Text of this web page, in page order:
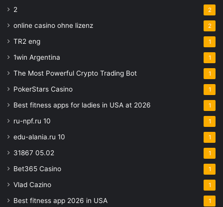
2 2
online casino ohne lizenz 2
TR2 eng 1
1win Argentina 1
The Most Powerful Crypto Trading Bot 1
PokerStars Casino 1
Best fitness apps for ladies in USA at 2026 1
ru-npf.ru 10 1
edu-alania.ru 10 1
31867 05.02 1
Bet365 Casino 1
Vlad Cazino 1
Best fitness app 2026 in USA 1